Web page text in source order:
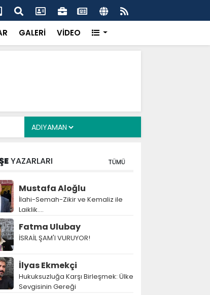
yıl sonra evlat sahibi olan Doğan çifti için devrede
GALERİ VİDEO
YAZARLARI TÜMÜ
Mustafa Aloğlu
İlahi-Semah-Zikir ve Kemaliz ile
Laiklik….
Fatma Ulubay
İSRAİL ŞAM'I VURUYOR!
İlyas Ekmekçi
Hukuksuzluğa Karşı Birleşmek: Ülke
Sevgisinin Gereği